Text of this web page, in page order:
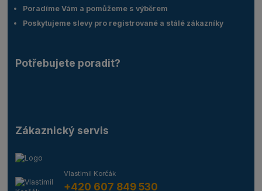
Poradíme Vám a pomůžeme s výběrem
Poskytujeme slevy pro registrované a stálé zákazníky
Potřebujete poradit?
Zákaznický servis
Vlastimil Korčák
+420 607 849 530